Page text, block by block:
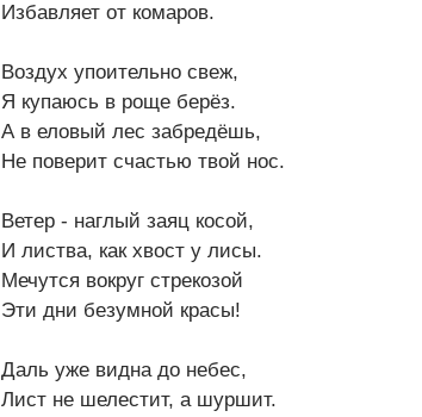
Избавляет от комаров.
Воздух упоительно свеж,
Я купаюсь в роще берёз.
А в еловый лес забредёшь,
Не поверит счастью твой нос.
Ветер - наглый заяц косой,
И листва, как хвост у лисы.
Мечутся вокруг стрекозой
Эти дни безумной красы!
Даль уже видна до небес,
Лист не шелестит, а шуршит.